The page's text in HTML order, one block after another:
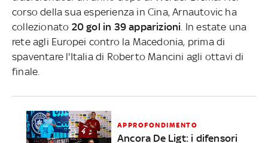
corso della sua esperienza in Cina, Arnautovic ha
collezionato 20 gol in 39 apparizioni . In estate una
rete agli Europei contro la Macedonia, prima di
spaventare l'Italia di Roberto Mancini agli ottavi di
finale.
APPROFONDIMENTO
Ancora De Ligt: i difensori